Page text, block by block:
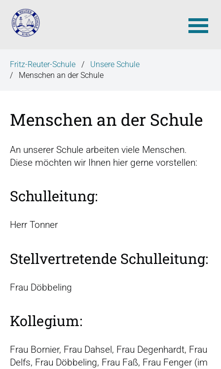
Fritz-Reuter-Schule
Unsere Schule
Menschen an der Schule
Menschen an der Schule
An unserer Schule arbeiten viele Menschen.
Diese möchten wir Ihnen hier gerne vorstellen:
Schulleitung:
Herr Tonner
Stellvertretende Schulleitung:
Frau Döbbeling
Kollegium:
Frau Bornier, Frau Dahsel, Frau Degenhardt, Frau
Delfs, Frau Döbbeling, Frau Faß, Frau Fenger (im